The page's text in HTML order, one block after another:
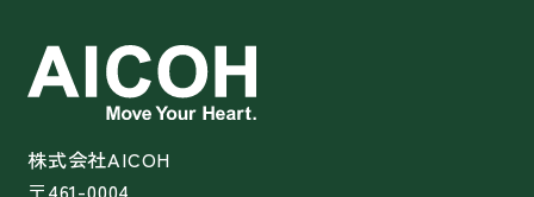
株式会社AICOH
〒461-0004